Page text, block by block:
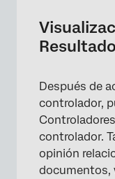
Después de
controlador,
controlador.
opinión
documentos,